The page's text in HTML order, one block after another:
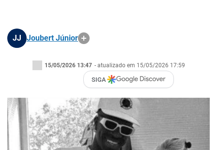
JJ Joubert Júnior
15/05/2026 13:47 - atualizado em 15/05/2026 17:59
SIGA